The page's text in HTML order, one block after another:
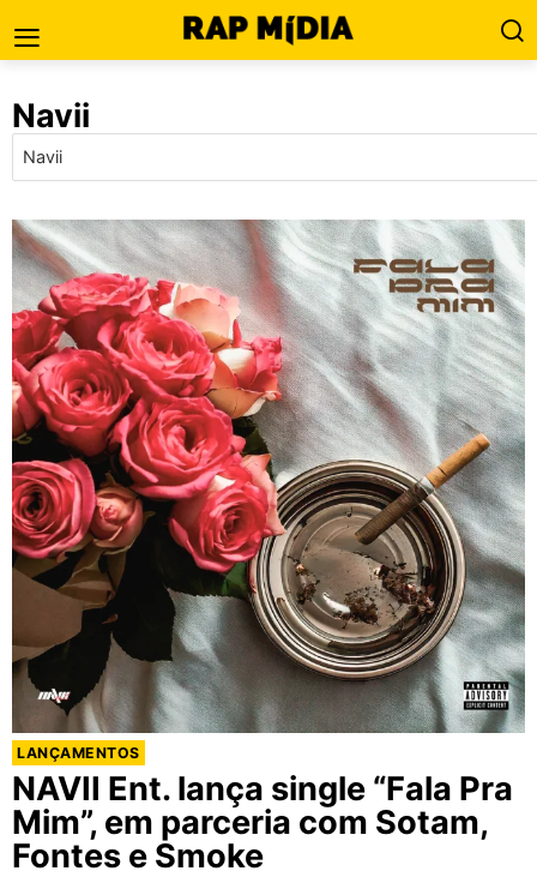
Navii
LANÇAMENTOS
NAVII Ent. lança single “Fala Pra
Mim”, em parceria com Sotam,
Fontes e Smoke